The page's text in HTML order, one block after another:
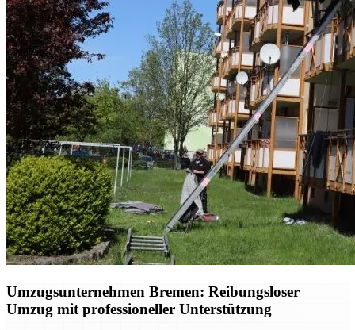
Umzugsunternehmen Bremen: Reibungsloser
Umzug mit professioneller Unterstützung